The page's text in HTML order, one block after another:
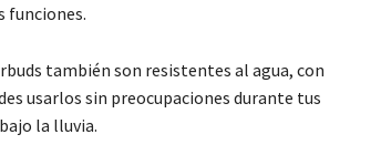
funciones.
también son resistentes al agua, con
usarlos sin preocupaciones durante tus
la lluvia.